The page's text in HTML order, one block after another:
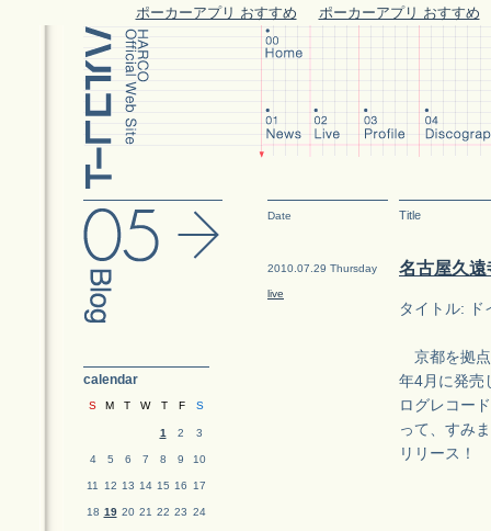
ポーカーアプリ おすすめ ポーカーアプリ おすすめ
Date Title
2010.07.29 Thursday
live
名古屋久
タイトル: ド
京都を拠点
年4月に発売
ログレコー
って、すみ
リリース！
calendar
S M T W T F S
1 2 3
4 5 6 7 8 9 10
11 12 13 14 15 16 17
18 19 20 21 22 23 24